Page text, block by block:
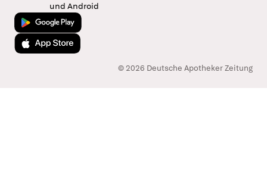
und Android
Jetzt bei Google Play
Laden im App Store
© 2026 Deutsche Apotheker Zeitung